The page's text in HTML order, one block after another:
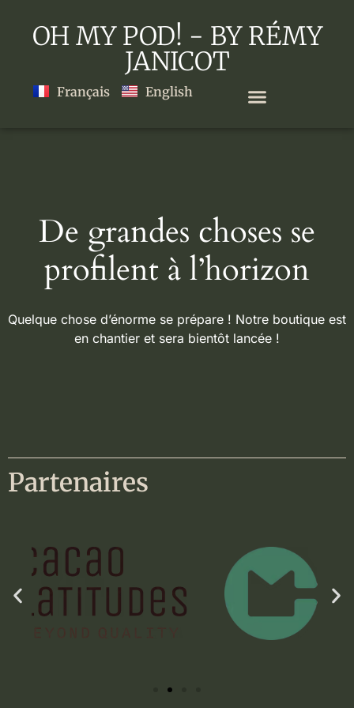
OH MY POD! - BY RÉMY
JANICOT
Français English
De grandes choses se
profilent à l’horizon
Quelque chose d’énorme se prépare ! Notre boutique est
en chantier et sera bientôt lancée !
Partenaires